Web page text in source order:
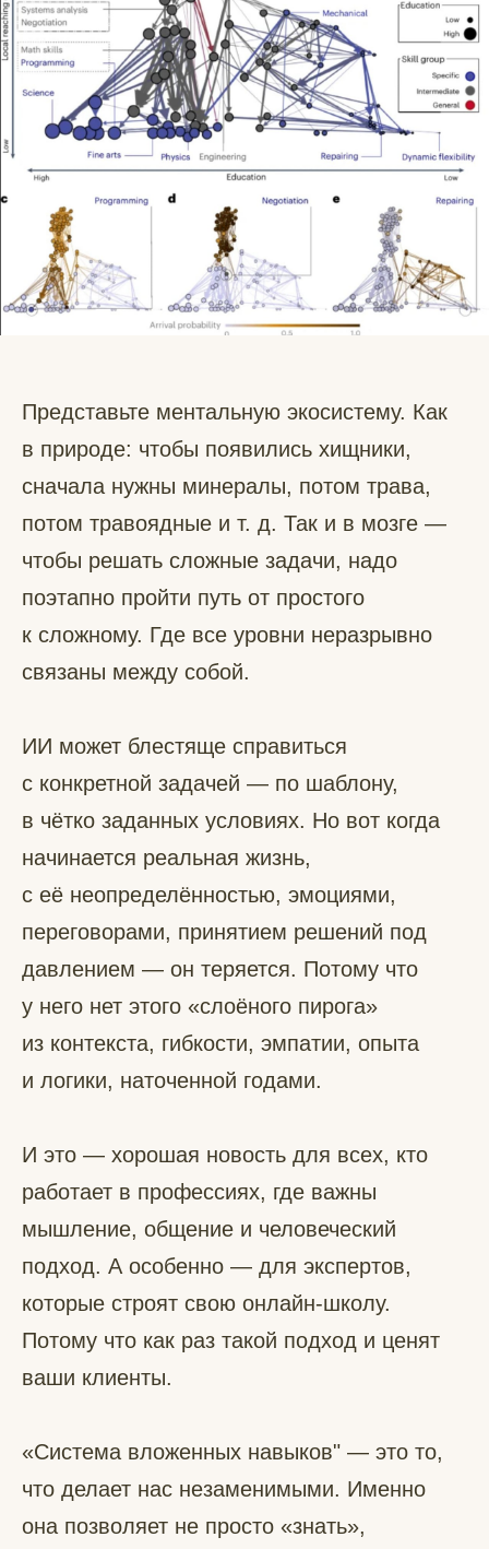
Представьте ментальную экосистему. Как
в природе: чтобы появились хищники,
сначала нужны минералы, потом трава,
потом травоядные и т. д. Так и в мозге —
чтобы решать сложные задачи, надо
поэтапно пройти путь от простого
к сложному. Где все уровни неразрывно
связаны между собой.
ИИ может блестяще справиться
с конкретной задачей — по шаблону,
в чётко заданных условиях. Но вот когда
начинается реальная жизнь,
с её неопределённостью, эмоциями,
переговорами, принятием решений под
давлением — он теряется. Потому что
у него нет этого «слоёного пирога»
из контекста, гибкости, эмпатии, опыта
и логики, наточенной годами.
И это — хорошая новость для всех, кто
работает в профессиях, где важны
мышление, общение и человеческий
подход. А особенно — для экспертов,
которые строят свою онлайн-школу.
Потому что как раз такой подход и ценят
ваши клиенты.
«Система вложенных навыков" — это то,
что делает нас незаменимыми. Именно
она позволяет не просто «знать»,